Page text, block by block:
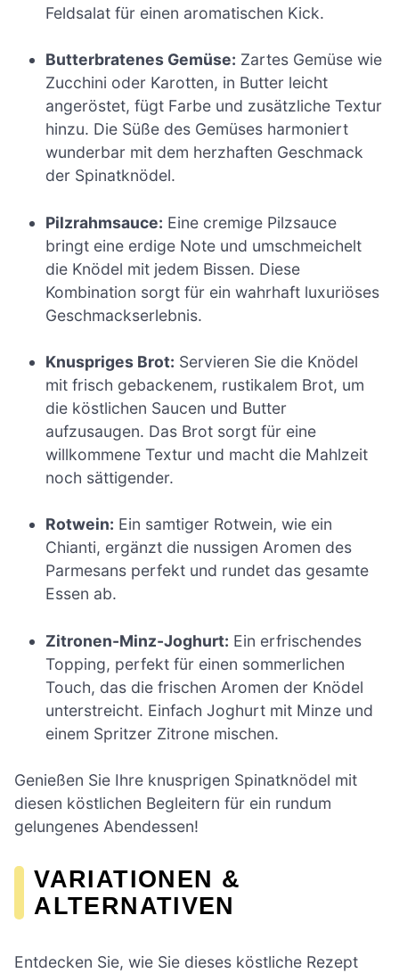
Feldsalat für einen aromatischen Kick.
Butterbratenes Gemüse: Zartes Gemüse wie
Zucchini oder Karotten, in Butter leicht
angeröstet, fügt Farbe und zusätzliche Textur
hinzu. Die Süße des Gemüses harmoniert
wunderbar mit dem herzhaften Geschmack
der Spinatknödel.
Pilzrahmsauce: Eine cremige Pilzsauce
bringt eine erdige Note und umschmeichelt
die Knödel mit jedem Bissen. Diese
Kombination sorgt für ein wahrhaft luxuriöses
Geschmackserlebnis.
Knuspriges Brot: Servieren Sie die Knödel
mit frisch gebackenem, rustikalem Brot, um
die köstlichen Saucen und Butter
aufzusaugen. Das Brot sorgt für eine
willkommene Textur und macht die Mahlzeit
noch sättigender.
Rotwein: Ein samtiger Rotwein, wie ein
Chianti, ergänzt die nussigen Aromen des
Parmesans perfekt und rundet das gesamte
Essen ab.
Zitronen-Minz-Joghurt: Ein erfrischendes
Topping, perfekt für einen sommerlichen
Touch, das die frischen Aromen der Knödel
unterstreicht. Einfach Joghurt mit Minze und
einem Spritzer Zitrone mischen.
Genießen Sie Ihre knusprigen Spinatknödel mit
diesen köstlichen Begleitern für ein rundum
gelungenes Abendessen!
VARIATIONEN &
ALTERNATIVEN
Entdecken Sie, wie Sie dieses köstliche Rezept